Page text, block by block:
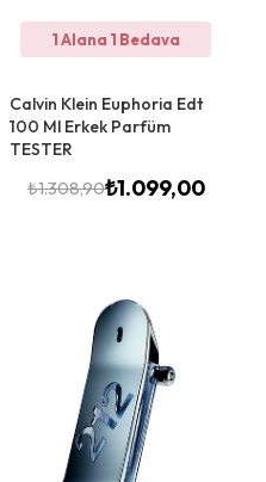
1 Alana 1 Bedava
Calvin Klein Euphoria Edt
100 Ml Erkek Parfüm
TESTER
₺1.308,90₺1.099,00